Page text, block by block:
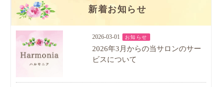
新着お知らせ
2026-03-01 お知らせ
2026年3月からの当サロンのサー
ビスについて